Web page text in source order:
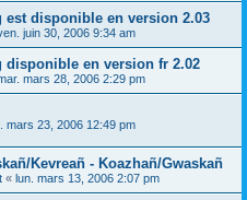
est disponible en version 2.03
juin 30, 2006 9:34 am
disponible en version fr 2.02
mars 28, 2006 2:29 pm
mars 23, 2006 12:49 pm
Kevreañ - Koazhañ/Gwaskañ
« lun. mars 13, 2006 2:07 pm